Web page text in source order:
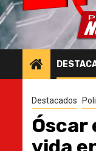
Destacados
Óscar